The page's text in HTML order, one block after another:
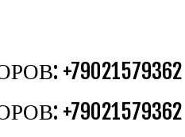
+79021579362
+79021579362